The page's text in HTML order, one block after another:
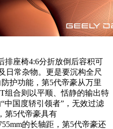
座椅4:6分折放倒后容积可
日常杂物。更是要沉构全尺
护功能，第5代帝豪从万里
组合则以平顺、恬静的输出特
中国度轿引领者”，无效过滤
第5代帝豪具有
的长轴距，第5代帝豪还